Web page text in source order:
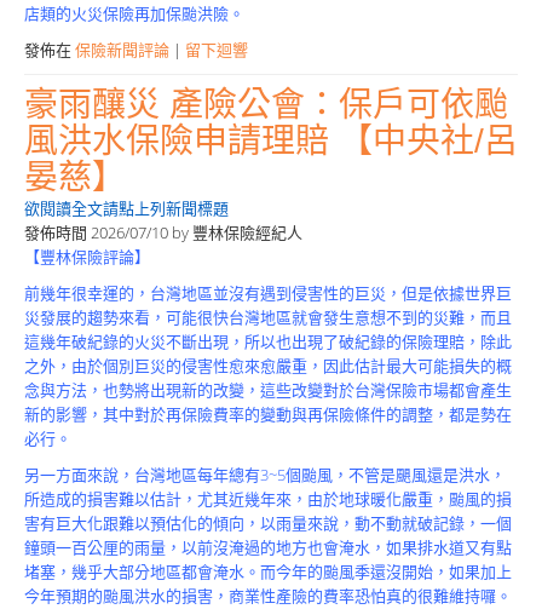
店類的火災保險再加保颱洪險。
發佈在保險新聞評論 | 留下迴響
豪雨釀災 產險公會：保戶可依颱
風洪水保險申請理賠 【中央社/呂
晏慈】
欲閱讀全文請點上列新聞標題
發佈時間 2026/07/10 by 豐林保險經紀人
【豐林保險評論】
前幾年很幸運的，台灣地區並沒有遇到侵害性的巨災，但是依據世界巨
災發展的趨勢來看，可能很快台灣地區就會發生意想不到的災難，而且
這幾年破紀錄的火災不斷出現，所以也出現了破紀錄的保險理賠，除此
之外，由於個別巨災的侵害性愈來愈嚴重，因此估計最大可能損失的概
念與方法，也勢將出現新的改變，這些改變對於台灣保險市場都會產生
新的影響，其中對於再保險費率的變動與再保險條件的調整，都是勢在
必行。
另一方面來說，台灣地區每年總有3~5個颱風，不管是颶風還是洪水，
所造成的損害難以估計，尤其近幾年來，由於地球暖化嚴重，颱風的損
害有巨大化跟難以預估化的傾向，以雨量來說，動不動就破記錄，一個
鐘頭一百公厘的雨量，以前沒淹過的地方也會淹水，如果排水道又有點
堵塞，幾乎大部分地區都會淹水。而今年的颱風季還沒開始，如果加上
今年預期的颱風洪水的損害，商業性產險的費率恐怕真的很難維持囉。